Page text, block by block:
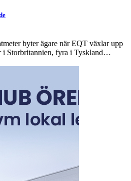
byter ägare när EQT växlar upp
i Storbritannien, fyra i Tyskland…